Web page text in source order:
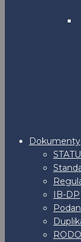
Dokumenty
IB-DP
RODO